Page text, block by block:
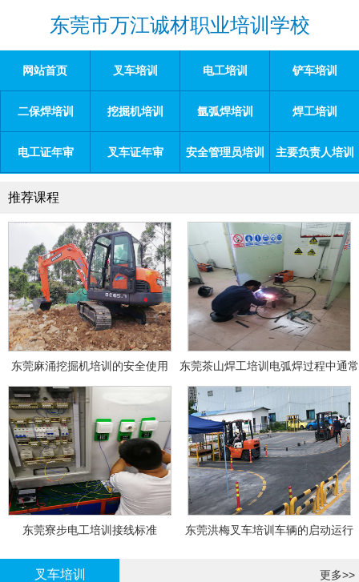
东莞市万江诚材职业培训学校
网站首页 叉车培训 电工培训 铲车培训
二保焊培训 挖掘机培训 氩弧焊培训 焊工培训
电工证年审 叉车证年审 安全管理员培训 主要负责人培训
推荐课程
东莞麻涌挖掘机培训的安全使用
东莞茶山焊工培训电弧焊过程中通常
会采取以下措施
东莞寮步电工培训接线标准 东莞洪梅叉车培训车辆的启动运行
叉车培训 更多>>